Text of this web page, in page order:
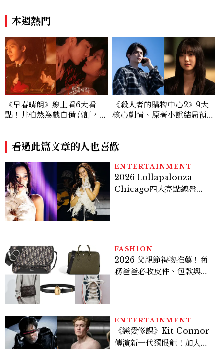
u髮箍未開賣先爆紅！
本週熱門
《早春晴朗》線上看6大看
點！井柏然為戲自備高訂，孫
《殺人者的購物中心2》9大
核心劇情、原著小說結局預測
變
看過此篇文章的人也喜歡
ENTERTAINMENT
2026 Lollapalooza
Chicago四大亮點總盤
FASHION
2026 父親節禮物推薦！商
務爸爸必收皮件、包款與鞋
ENTERTAINMENT
《戀愛修課》Kit Connor
傳演新一代獨眼龍！加入新